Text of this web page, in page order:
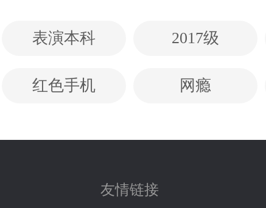
表演本科 2017级
红色手机 网瘾
友情链接